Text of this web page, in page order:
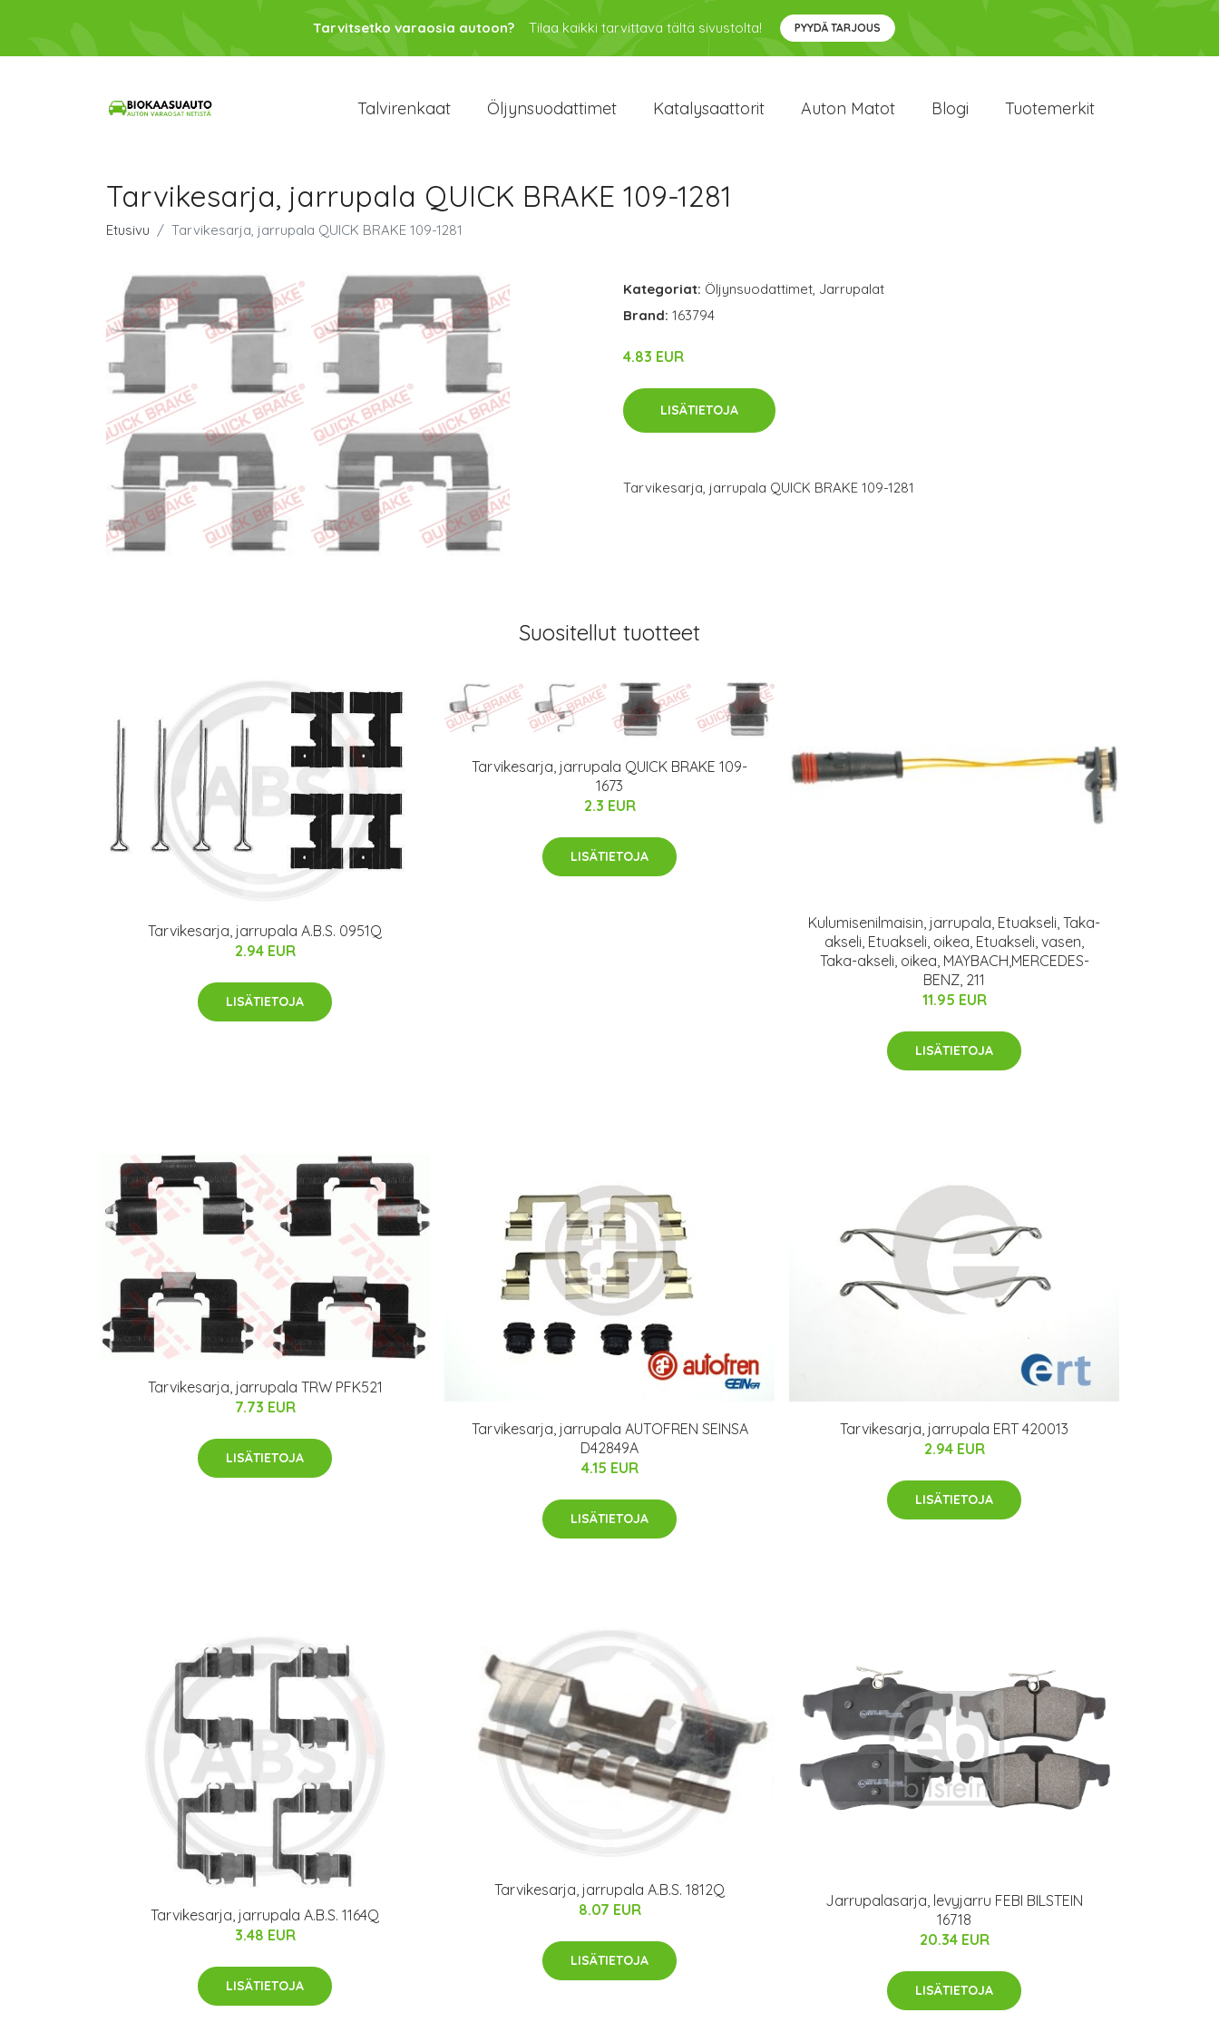
Tarvitsetko varaosia autoon? Tilaa kaikki tarvittava tältä sivustolta! PYYDÄ TARJOUS
Talvirenkaat Öljynsuodattimet Katalysaattorit Auton Matot Blogi Tuotemerkit
Tarvikesarja, jarrupala QUICK BRAKE 109-1281
Etusivu Tarvikesarja, jarrupala QUICK BRAKE 109-1281
Kategoriat: Öljynsuodattimet, Jarrupalat
Brand: 163794
4.83 EUR
LISÄTIETOJA
Tarvikesarja, jarrupala QUICK BRAKE 109-1281
Suositellut tuotteet
Tarvikesarja, jarrupala A.B.S. 0951Q
2.94 EUR
LISÄTIETOJA
Tarvikesarja, jarrupala QUICK BRAKE 109-
1673
2.3 EUR
LISÄTIETOJA
Kulumisenilmaisin, jarrupala, Etuakseli, Taka-
akseli, Etuakseli, oikea, Etuakseli, vasen,
Taka-akseli, oikea, MAYBACH,MERCEDES-
BENZ, 211
11.95 EUR
LISÄTIETOJA
Tarvikesarja, jarrupala TRW PFK521
7.73 EUR
LISÄTIETOJA
Tarvikesarja, jarrupala AUTOFREN SEINSA
D42849A
4.15 EUR
LISÄTIETOJA
Tarvikesarja, jarrupala ERT 420013
2.94 EUR
LISÄTIETOJA
Tarvikesarja, jarrupala A.B.S. 1164Q
3.48 EUR
LISÄTIETOJA
Tarvikesarja, jarrupala A.B.S. 1812Q
8.07 EUR
LISÄTIETOJA
Jarrupalasarja, levyjarru FEBI BILSTEIN
16718
20.34 EUR
LISÄTIETOJA